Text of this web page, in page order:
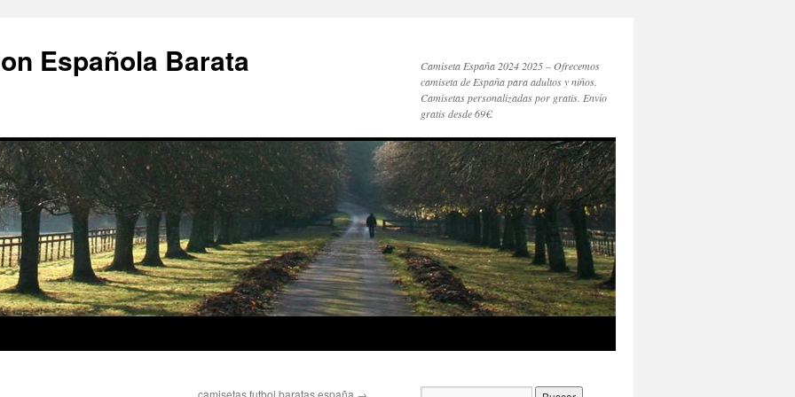
Española Barata
Camiseta España 2024 2025 – Ofrecemos
camiseta de España para adultos y niños.
Camisetas personalizadas por gratis. Envío
gratis desde 69€.
camisetas futbol baratas españa →